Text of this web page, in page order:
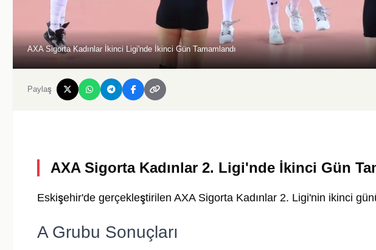
AXA Sigorta Kadınlar İkinci Ligi'nde İkinci Gün Tamamlandı
Paylaş
AXA Sigorta Kadınlar 2. Ligi'nde İkinci Gün
Eskişehir'de gerçekleştirilen AXA Sigorta Kadınlar 2. Ligi'nin ikinci
A Grubu Sonuçları